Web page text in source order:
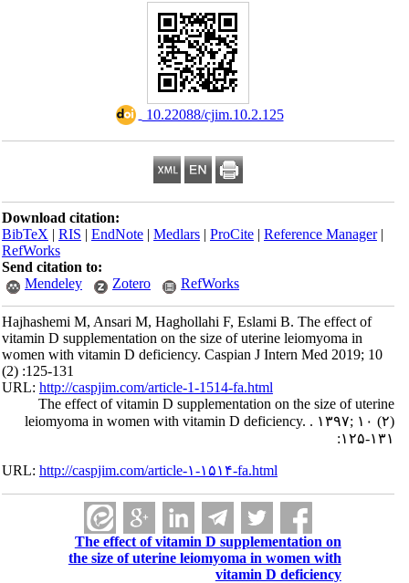
‎ 10.22088/cjim.10.2.125
Download citation:
BibTeX|RIS|EndNote|Medlars|ProCite|Reference Manager
RefWorks
Send citation to:
Mendeley
Zotero RefWorks
Hajhashemi M, Ansari M, Haghollahi F, Eslami B. The effect of
vitamin D supplementation on the size of uterine leiomyoma in
women with vitamin D deficiency. Caspian J Intern Med 2019; 10
(2) :125-131
URL:http://caspjim.com/article-1-1514-fa.html
The effect of vitamin D supplementation on the size of uterine
leiomyoma in women with vitamin D deficiency. . ۱۳۹۷; ۱۰ (۲)
:۱۲۵-۱۳۱
URL:http://caspjim.com/article-۱-۱۵۱۴-fa.html
The effect of vitamin D supplementation on
the size of uterine leiomyoma in women with
vitamin D deficiency